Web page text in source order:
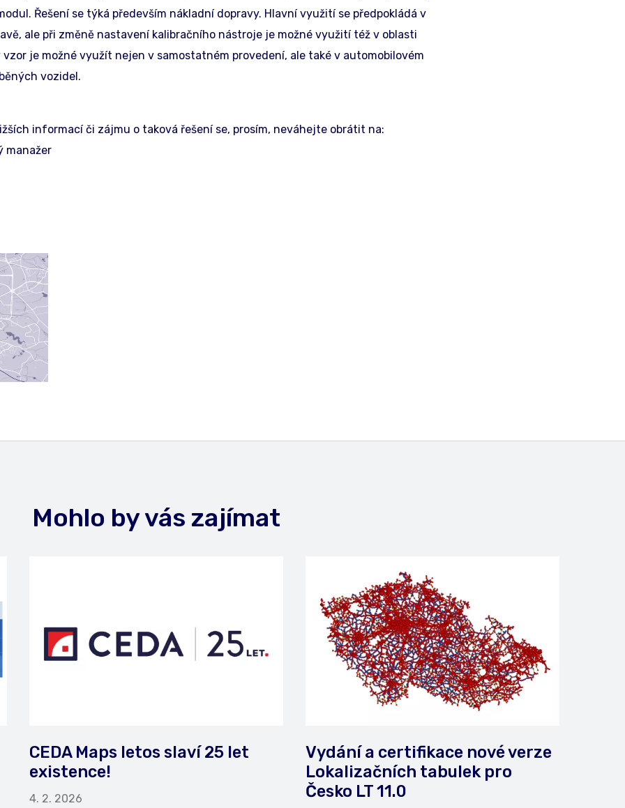
Řešení se týká především nákladní dopravy. Hlavní využití se předpokládá v
ale při změně nastavení kalibračního nástroje je možné využití též v oblasti
je možné využít nejen v samostatném provedení, ale také v automobilovém
vozidel.
informací či zájmu o taková řešení se, prosím, neváhejte obrátit na:
manažer
Mohlo by vás zajímat
CEDA Maps letos slaví 25 let
existence!
4. 2. 2026
Vydání a certifikace nové verze
Lokalizačních tabulek pro
Česko LT 11.0